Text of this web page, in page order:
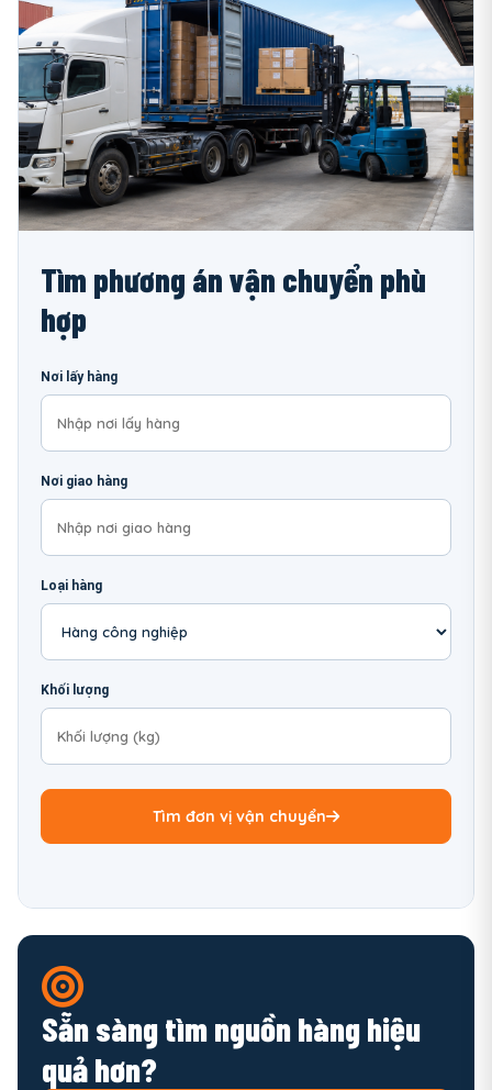
Tìm phương án vận chuyển phù
hợp
Nơi lấy hàng
Nơi giao hàng
Loại hàng
Khối lượng
Tìm đơn vị vận chuyển
Sẵn sàng tìm nguồn hàng hiệu
quả hơn?